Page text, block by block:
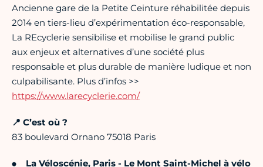
Ancienne gare de la Petite Ceinture réhabilitée depuis
2014 en tiers-lieu d’expérimentation éco-responsable,
La REcyclerie sensibilise et mobilise le grand public
aux enjeux et alternatives d’une société plus
responsable et plus durable de manière ludique et non
culpabilisante. Plus d’infos >>
https://www.larecyclerie.com/
📍 C’est où ?
83 boulevard Ornano 75018 Paris
La Véloscénie, Paris - Le Mont Saint-Michel à vélo